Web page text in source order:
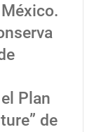
Plan
de